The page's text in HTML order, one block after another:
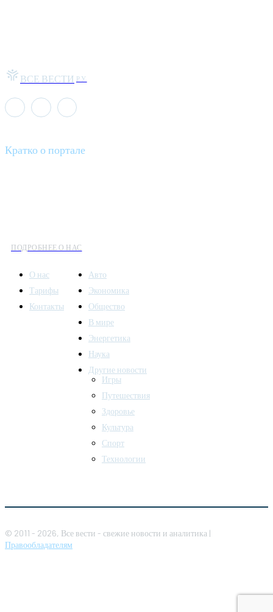
ВСЕ ВЕСТИ РУ
Кратко о портале
ПОДРОБНЕЕ О НАС
О нас
Тарифы
Контакты
Авто
Экономика
Общество
В мире
Энергетика
Наука
Другие новости
Игры
Путешествия
Здоровье
Культура
Спорт
Технологии
© 2011 - 2026, Все вести - свежие новости и аналитика |
Правообладателям